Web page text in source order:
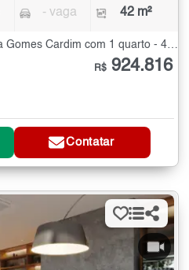
- vaga 42 m²
Apartamento à Venda na Vila Gomes Cardim com 1 quarto - 42 m²
R$ 924.816
Contatar